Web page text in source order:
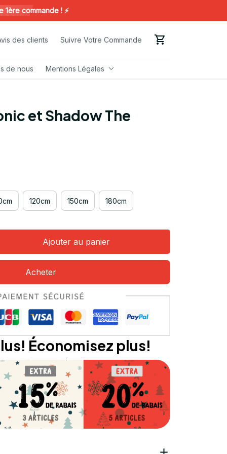
commande ! ⚡️
des clients Suivre Votre Commande
de nous Mentions Légales
et Shadow The
120cm 150cm 180cm
Ajouter au panier
Acheter
Économisez plus!